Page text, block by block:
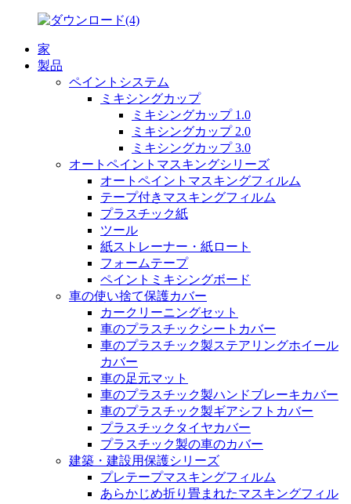
家
製品
ペイントシステム
ミキシングカップ
ミキシングカップ 1.0
ミキシングカップ 2.0
ミキシングカップ 3.0
オートペイントマスキングシリーズ
オートペイントマスキングフィルム
テープ付きマスキングフィルム
プラスチック紙
ツール
紙ストレーナー・紙ロート
フォームテープ
ペイントミキシングボード
車の使い捨て保護カバー
カークリーニングセット
車のプラスチックシートカバー
車のプラスチック製ステアリングホイール
カバー
車の足元マット
車のプラスチック製ハンドブレーキカバー
車のプラスチック製ギアシフトカバー
プラスチックタイヤカバー
プラスチック製の車のカバー
建築・建設用保護シリーズ
プレテープマスキングフィルム
あらかじめ折り畳まれたマスキングフィル